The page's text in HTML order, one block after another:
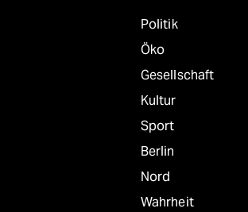
Politik
Öko
Gesellschaft
Kultur
Sport
Berlin
Nord
Wahrheit